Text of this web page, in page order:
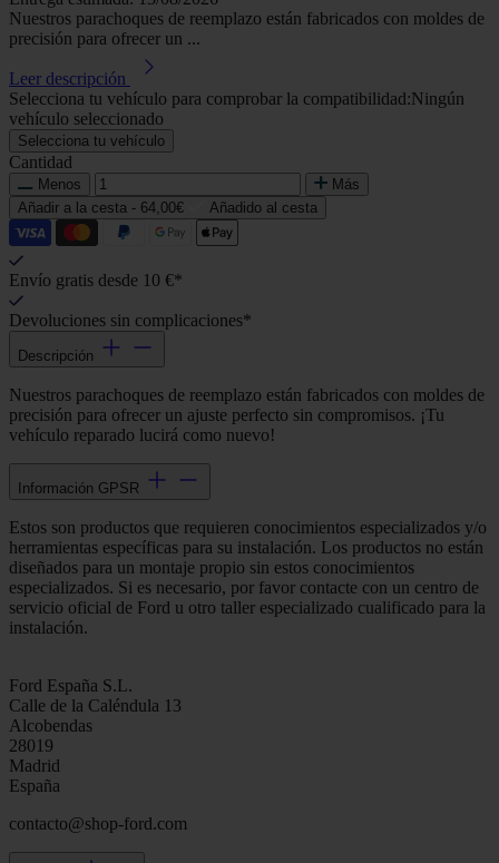
Nuestros parachoques de reemplazo están fabricados con moldes de
precisión para ofrecer un ...
Leer descripción
Selecciona tu vehículo para comprobar la compatibilidad:Ningún
vehículo seleccionado
Selecciona tu vehículo
Cantidad
Menos
Más
Añadir a la cesta - 64,00€ Añadido al cesta
Envío gratis desde 10 €*
Devoluciones sin complicaciones*
Descripción
Nuestros parachoques de reemplazo están fabricados con moldes de
precisión para ofrecer un ajuste perfecto sin compromisos. ¡Tu
vehículo reparado lucirá como nuevo!
Información GPSR
Estos son productos que requieren conocimientos especializados y/o
herramientas específicas para su instalación. Los productos no están
diseñados para un montaje propio sin estos conocimientos
especializados. Si es necesario, por favor contacte con un centro de
servicio oficial de Ford u otro taller especializado cualificado para la
instalación.
Ford España S.L.
Calle de la Caléndula 13
Alcobendas
28019
Madrid
España
contacto@shop-ford.com